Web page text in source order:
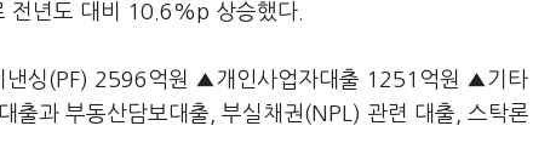
전년도 대비 10.6%p 상승했다.
낸싱(PF) 2596억원 ▲개인사업자대출 1251억원 ▲기타
출과 부동산담보대출, 부실채권(NPL) 관련 대출, 스탁론